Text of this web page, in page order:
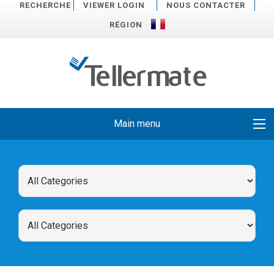
RECHERCHE VIEWER LOGIN NOUS CONTACTER
RÉGION
Main menu